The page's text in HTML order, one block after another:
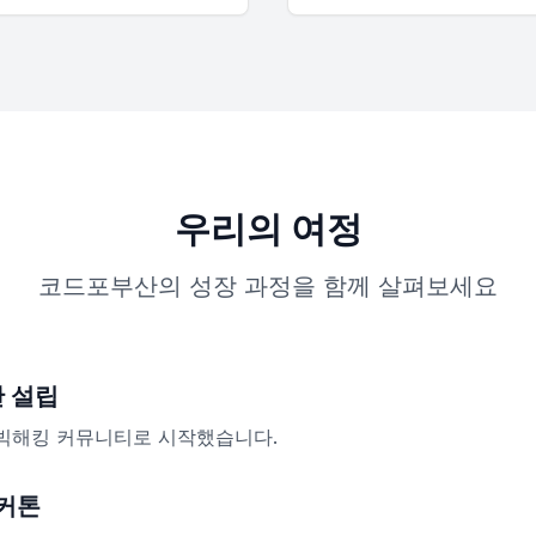
우리의 여정
코드포부산의 성장 과정을 함께 살펴보세요
설립
해킹 커뮤니티로 시작했습니다.
톤